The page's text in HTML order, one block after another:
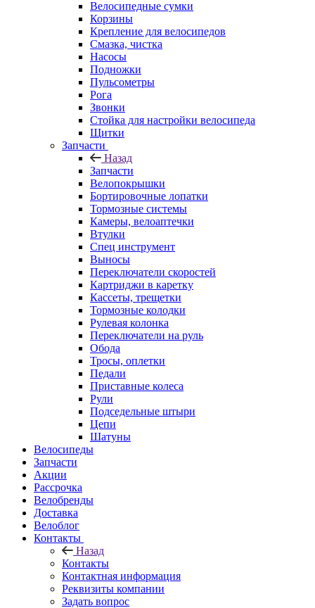
Велосипедные сумки
Корзины
Крепление для велосипедов
Смазка, чистка
Насосы
Подножки
Пульсометры
Рога
Звонки
Стойка для настройки велосипеда
Щитки
Запчасти
Назад
Запчасти
Велопокрышки
Бортировочные лопатки
Тормозные системы
Камеры, велоаптечки
Втулки
Спец инструмент
Выносы
Переключатели скоростей
Картриджи в каретку
Кассеты, трещетки
Тормозные колодки
Рулевая колонка
Переключатели на руль
Обода
Тросы, оплетки
Педали
Приставные колеса
Рули
Подседельные штыри
Цепи
Шатуны
Велосипеды
Запчасти
Акции
Рассрочка
Велобренды
Доставка
Велоблог
Контакты
Назад
Контакты
Контактная информация
Реквизиты компании
Задать вопрос